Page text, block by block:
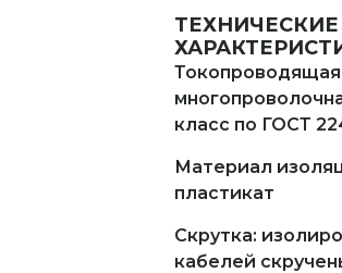
ТЕХНИЧЕСКИЕ
класс по ГОСТ
Материал
пластикат
Скрутка:
кабелей